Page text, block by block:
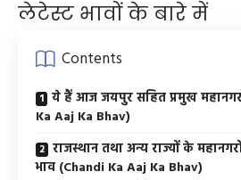
लेटेस्ट भावों के बारे में
Contents
ये हैं आज जयपुर सहित प्रमुख
Ka Aaj Ka Bhav)
राजस्थान तथा अन्य राज्यों के
भाव (Chandi Ka Aaj Ka Bhav)